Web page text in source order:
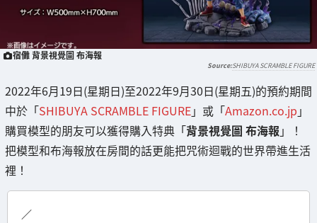
宿儺 背景視覺圖 布海報
SHIBUYA SCRAMBLE FIGURE
2022年6月19日(星期日)至2022年9月30日(星期五)的預約期間
中於「SHIBUYA SCRAMBLE FIGURE」或「Amazon.co.jp 」
購買模型的朋友可以獲得購入特典「背景視覺圖 布海報」！
把模型和布海報放在房間的話更能把咒術迴戰的世界帶進生活
裡！
／